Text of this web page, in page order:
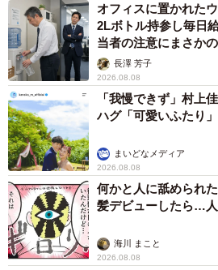
オフィスに置かれた
2Lボトル持参し毎日
当者の注意にまさか
説】長澤 芳子
2026.08.08
「我慢できず」村上
ハグ「可愛いふたり
まいどなメディア
2026.08.08
何かと人に舐められ
髪デビューしたら…人
海川 まこと
2026.08.08